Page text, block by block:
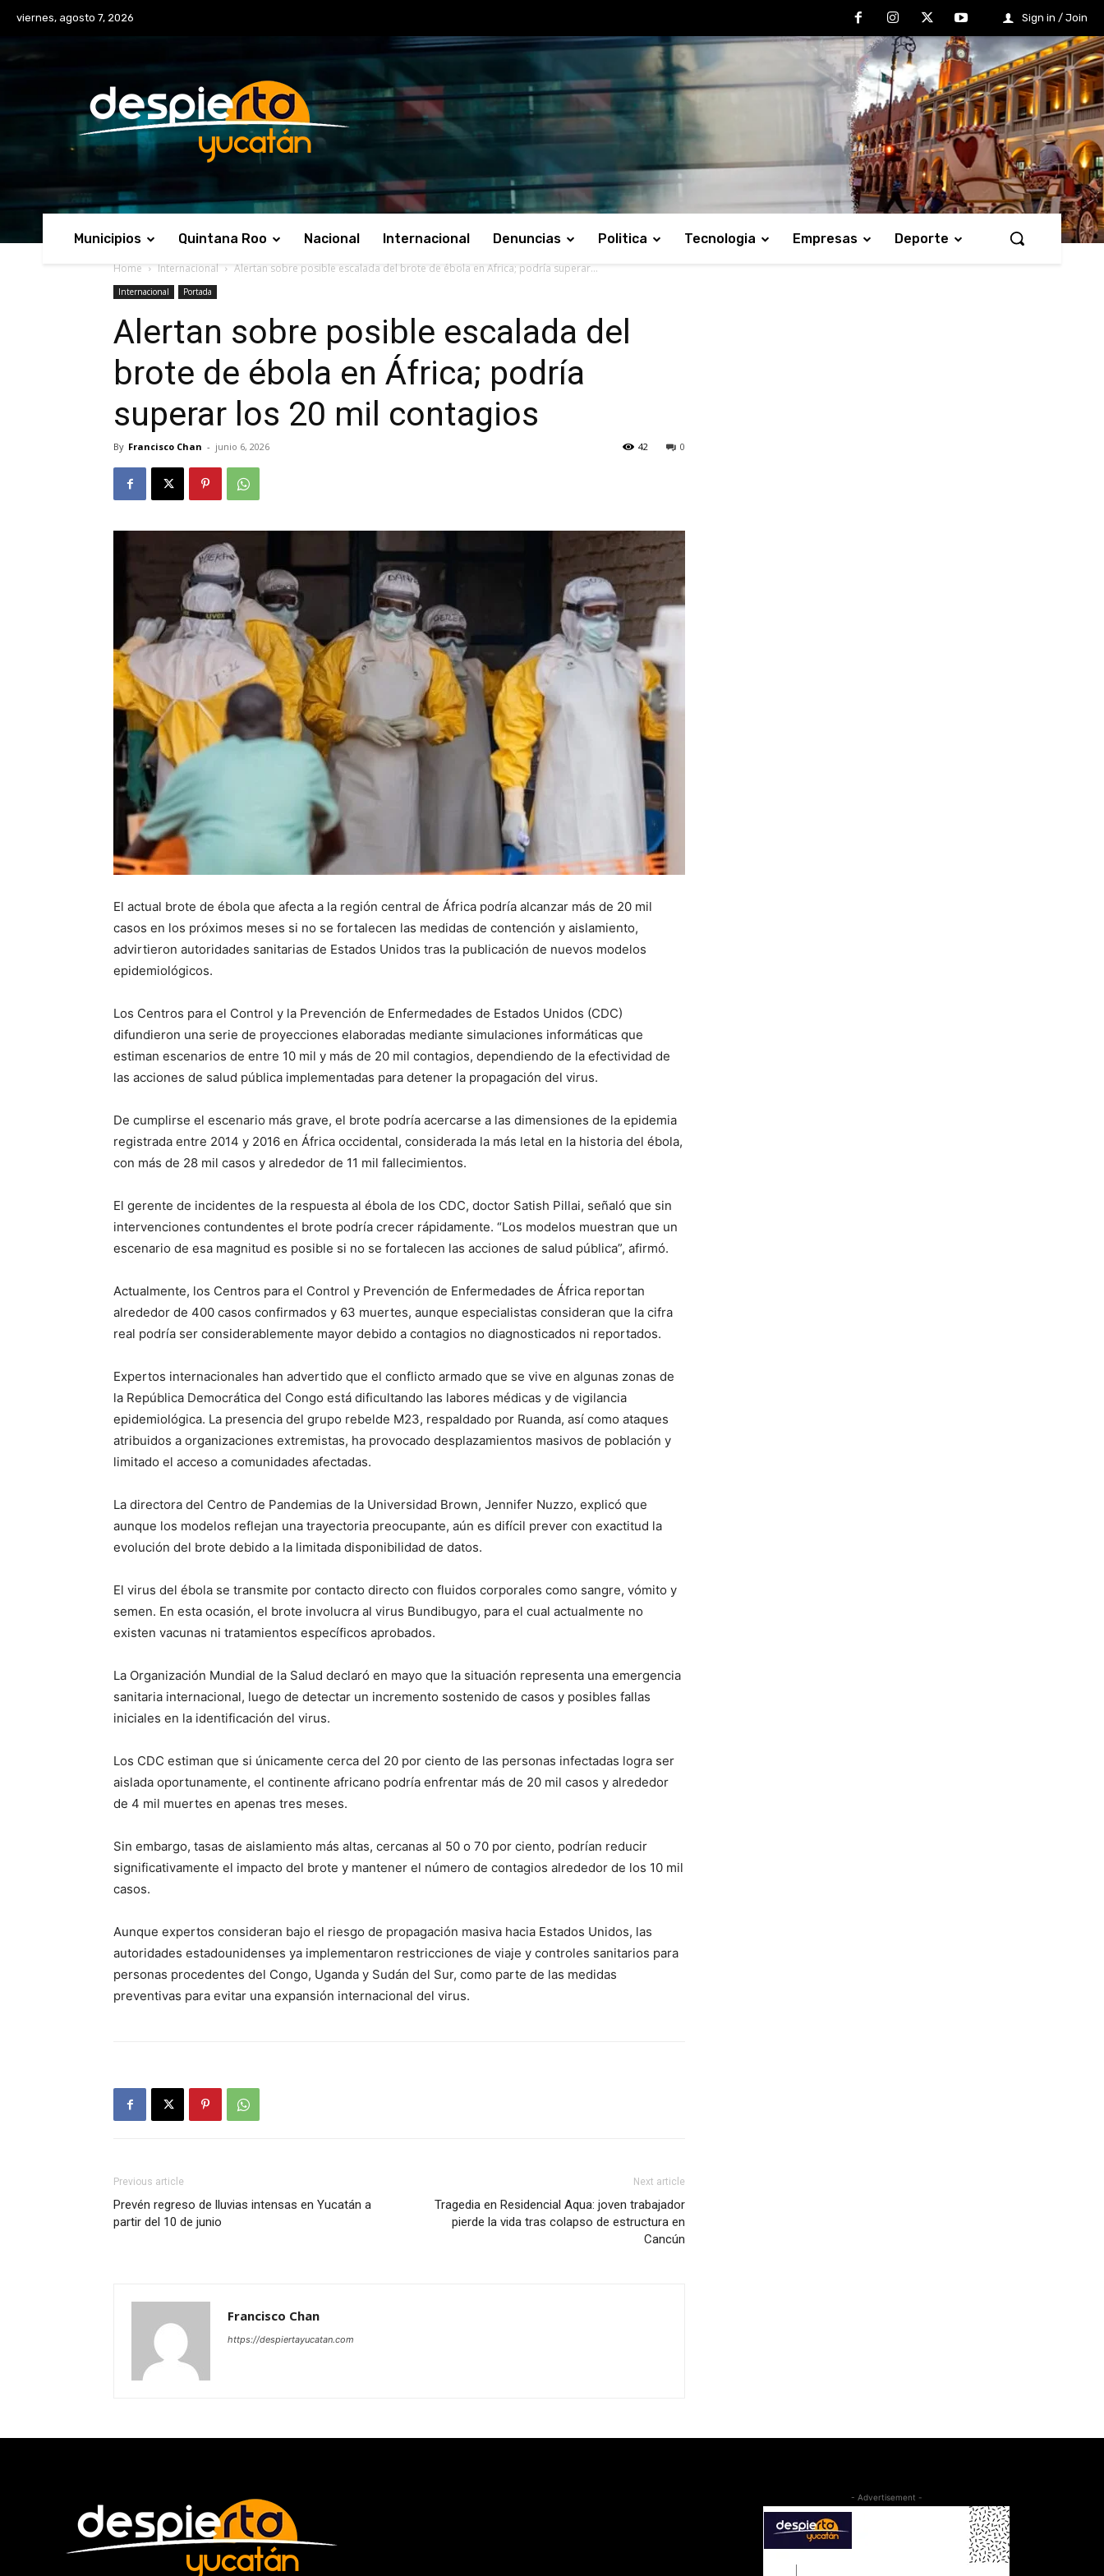
viernes, agosto 7, 2026 Sign in / Join
Municipios Quintana Roo Nacional Internacional Denuncias Politica Tecnologia Empresas Deporte
Home Internacional Alertan sobre posible escalada del brote de ébola en África; podría superar...
Internacional Portada
Alertan sobre posible escalada del
brote de ébola en África; podría
superar los 20 mil contagios
By Francisco Chan - junio 6, 2026 0
42
El actual brote de ébola que afecta a la región central de África podría alcanzar más de 20 mil
casos en los próximos meses si no se fortalecen las medidas de contención y aislamiento,
advirtieron autoridades sanitarias de Estados Unidos tras la publicación de nuevos modelos
epidemiológicos.
Los Centros para el Control y la Prevención de Enfermedades de Estados Unidos (CDC)
difundieron una serie de proyecciones elaboradas mediante simulaciones informáticas que
estiman escenarios de entre 10 mil y más de 20 mil contagios, dependiendo de la efectividad de
las acciones de salud pública implementadas para detener la propagación del virus.
De cumplirse el escenario más grave, el brote podría acercarse a las dimensiones de la epidemia
registrada entre 2014 y 2016 en África occidental, considerada la más letal en la historia del ébola,
con más de 28 mil casos y alrededor de 11 mil fallecimientos.
El gerente de incidentes de la respuesta al ébola de los CDC, doctor Satish Pillai, señaló que sin
intervenciones contundentes el brote podría crecer rápidamente. “Los modelos muestran que un
escenario de esa magnitud es posible si no se fortalecen las acciones de salud pública”, afirmó.
Actualmente, los Centros para el Control y Prevención de Enfermedades de África reportan
alrededor de 400 casos confirmados y 63 muertes, aunque especialistas consideran que la cifra
real podría ser considerablemente mayor debido a contagios no diagnosticados ni reportados.
Expertos internacionales han advertido que el conflicto armado que se vive en algunas zonas de
la República Democrática del Congo está dificultando las labores médicas y de vigilancia
epidemiológica. La presencia del grupo rebelde M23, respaldado por Ruanda, así como ataques
atribuidos a organizaciones extremistas, ha provocado desplazamientos masivos de población y
limitado el acceso a comunidades afectadas.
La directora del Centro de Pandemias de la Universidad Brown, Jennifer Nuzzo, explicó que
aunque los modelos reflejan una trayectoria preocupante, aún es difícil prever con exactitud la
evolución del brote debido a la limitada disponibilidad de datos.
El virus del ébola se transmite por contacto directo con fluidos corporales como sangre, vómito y
semen. En esta ocasión, el brote involucra al virus Bundibugyo, para el cual actualmente no
existen vacunas ni tratamientos específicos aprobados.
La Organización Mundial de la Salud declaró en mayo que la situación representa una emergencia
sanitaria internacional, luego de detectar un incremento sostenido de casos y posibles fallas
iniciales en la identificación del virus.
Los CDC estiman que si únicamente cerca del 20 por ciento de las personas infectadas logra ser
aislada oportunamente, el continente africano podría enfrentar más de 20 mil casos y alrededor
de 4 mil muertes en apenas tres meses.
Sin embargo, tasas de aislamiento más altas, cercanas al 50 o 70 por ciento, podrían reducir
significativamente el impacto del brote y mantener el número de contagios alrededor de los 10 mil
casos.
Aunque expertos consideran bajo el riesgo de propagación masiva hacia Estados Unidos, las
autoridades estadounidenses ya implementaron restricciones de viaje y controles sanitarios para
personas procedentes del Congo, Uganda y Sudán del Sur, como parte de las medidas
preventivas para evitar una expansión internacional del virus.
Previous article
Prevén regreso de lluvias intensas en Yucatán a
partir del 10 de junio
Next article
Tragedia en Residencial Aqua: joven trabajador
pierde la vida tras colapso de estructura en
Cancún
Francisco Chan
https://despiertayucatan.com
- Advertisement -